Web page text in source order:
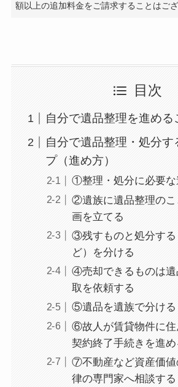
額以上の追加料金をご請求することはござ
目次
自分で遺品整理を進める
自分で遺品整理・処分す
プ（進め方）
①整理・処分に必要な
②遺族に遺品整理のこ
画を立てる
③残すものと処分する
ど）を分ける
④売却できるものは遺
取を依頼する
⑤遺品を遺族で分ける
⑥故人が賃貸物件に住
契約終了手続きを進め
⑦不動産など資産価値
律の専門家へ相談する